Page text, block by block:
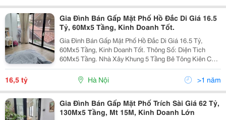
Gia Đình Bán Gấp Mặt Phố Hồ Đắc Di Giá 16.5
Tỷ, 60Mx5 Tầng, Kinh Doanh Tốt.
Gia Đình Bán Gấp Mặt Phố Hồ Đắc Di Giá 16.5 Tỷ,
60Mx5 Tầng, Kinh Doanh Tốt. Thông Số: Diện Tich
60Mx5 Tầng. Nhà Xây Khung 5 Tầng Bê Tông Kiên Cố,
Vuông Vắn, Thoáng Trước Sau, View Thoáng, Đầy Đủ
Tiện Nghi, Nội Thất Nguyên Bản, Mua Về Khai Thác...
16,5 tỷ Hà Nội >1 năm
Gia Đình Bán Gấp Mặt Phố Trích Sài Giá 62 Tỷ,
130Mx5 Tầng, Mt 15M, Kinh Doanh Lớn